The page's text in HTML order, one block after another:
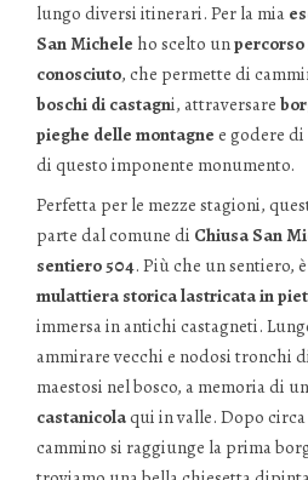
lungo diversi itinerari. Per la mia
San Michele ho scelto un
conosciuto, che permette di
boschi di castagni, attraversare
pieghe delle montagne e godere
di questo imponente monumento.
Perfetta per le mezze stagioni,
parte dal comune di Chiusa San
sentiero 504. Più che un sentiero,
mulattiera storica lastricata in
immersa in antichi castagneti.
ammirare vecchi e nodosi tronchi
maestosi nel bosco, a memoria di
castanicolaqui in valle. Dopo circa
cammino si raggiunge la prima